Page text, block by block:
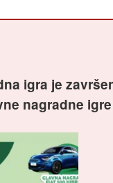
igra je
nagradne